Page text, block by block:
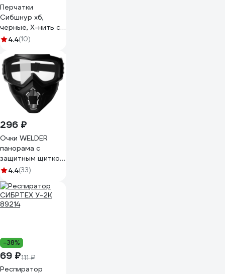
Перчатки
Сибшнур хб,
черные, Х-нить с
ПВХ 70073
4.4(10)
296 ₽
Очки WELDER
панорама с
защитным щитком
ОЗТП-5-Ч
4.4(33)
-38%
69 ₽111 ₽
Респиратор